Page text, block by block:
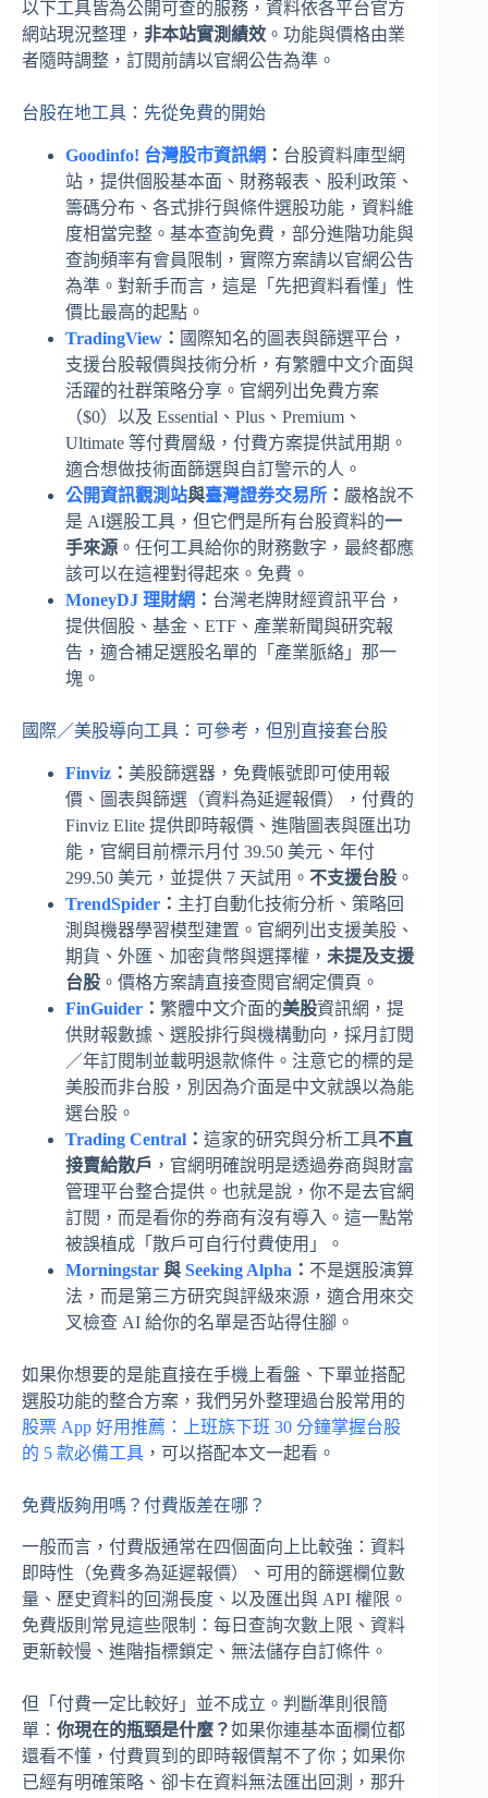
以下工具皆為公開可查的服務，資料依各平台官方
網站現況整理， 非本站實測績效 。功能與價格由業
者隨時調整，訂閱前請以官網公告為準。
台股在地工具：先從免費的開始
Goodinfo! 台灣股市資訊網 ： 台股資料庫型網
站，提供個股基本面、財務報表、股利政策、
籌碼分布、各式排行與條件選股功能，資料維
度相當完整。基本查詢免費，部分進階功能與
查詢頻率有會員限制，實際方案請以官網公告
為準。對新手而言，這是「先把資料看懂」性
價比最高的起點。
TradingView ： 國際知名的圖表與篩選平台，
支援台股報價與技術分析，有繁體中文介面與
活躍的社群策略分享。官網列出免費方案
（$0）以及 Essential、Plus、Premium、
Ultimate 等付費層級，付費方案提供試用期。
適合想做技術面篩選與自訂警示的人。
公開資訊觀測站與臺灣證券交易所 ： 嚴格說不
是 AI選股工具，但它們是所有台股資料的一
手來源 。任何工具給你的財務數字，最終都應
該可以在這裡對得起來。免費。
MoneyDJ 理財網 ： 台灣老牌財經資訊平台，
提供個股、基金、ETF、產業新聞與研究報
告，適合補足選股名單的「產業脈絡」那一
塊。
國際／美股導向工具：可參考，但別直接套台股
Finviz ： 美股篩選器，免費帳號即可使用報
價、圖表與篩選（資料為延遲報價），付費的
Finviz Elite 提供即時報價、進階圖表與匯出功
能，官網目前標示月付 39.50 美元、年付
299.50 美元，並提供 7 天試用。 不支援台股 。
TrendSpider ： 主打自動化技術分析、策略回
測與機器學習模型建置。官網列出支援美股、
期貨、外匯、加密貨幣與選擇權， 未提及支援
台股 。價格方案請直接查閱官網定價頁。
FinGuider ： 繁體中文介面的美股資訊網，提
供財報數據、選股排行與機構動向，採月訂閱
／年訂閱制並載明退款條件。注意它的標的是
美股而非台股，別因為介面是中文就誤以為能
選台股。
Trading Central ： 這家的研究與分析工具不直
接賣給散戶 ，官網明確說明是透過券商與財富
管理平台整合提供。也就是說，你不是去官網
訂閱，而是看你的券商有沒有導入。這一點常
被誤植成「散戶可自行付費使用」。
Morningstar 與 Seeking Alpha ： 不是選股演算
法，而是第三方研究與評級來源，適合用來交
叉檢查 AI 給你的名單是否站得住腳。
如果你想要的是能直接在手機上看盤、下單並搭配
選股功能的整合方案，我們另外整理過台股常用的
股票 App 好用推薦：上班族下班 30 分鐘掌握台股
的 5 款必備工具 ，可以搭配本文一起看。
免費版夠用嗎？付費版差在哪？
一般而言，付費版通常在四個面向上比較強：資料
即時性（免費多為延遲報價）、可用的篩選欄位數
量、歷史資料的回溯長度、以及匯出與 API 權限。
免費版則常見這些限制：每日查詢次數上限、資料
更新較慢、進階指標鎖定、無法儲存自訂條件。
但「付費一定比較好」並不成立。判斷準則很簡
單： 你現在的瓶頸是什麼？如果你連基本面欄位都
還看不懂，付費買到的即時報價幫不了你；如果你
已經有明確策略、卻卡在資料無法匯出回測，那升